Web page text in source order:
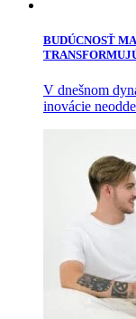
BUDÚCNOSŤ
V dnešnom
inovácie